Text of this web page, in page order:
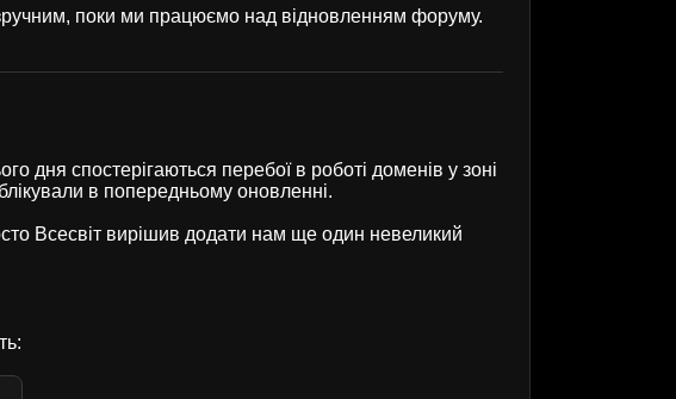
поки ми працюємо над відновленням форуму.
дня спостерігаються перебої в роботі доменів у зоні
в попередньому оновленні.
Всесвіт вирішив додати нам ще один невеликий